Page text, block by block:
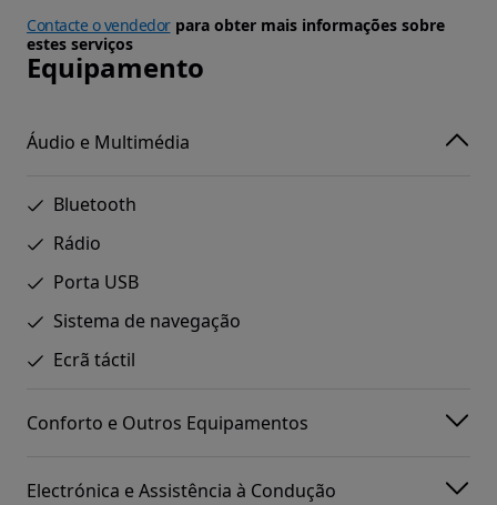
Contacte o vendedorpara obter mais informações sobre
estes serviços
Equipamento
Áudio e Multimédia
Bluetooth
Rádio
Porta USB
Sistema de navegação
Ecrã táctil
Conforto e Outros Equipamentos
Electrónica e Assistência à Condução